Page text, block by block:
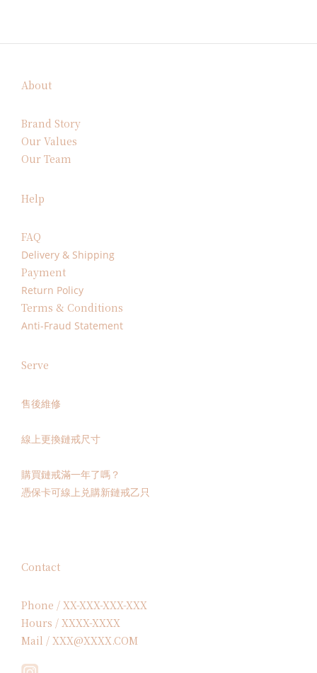
About
Brand Story
Our Values
Our Team
Help
FAQ
Delivery & Shipping
Payment
Return Policy
Terms & Conditions
Anti-Fraud Statement
Serve
售後維修
線上更換鏈戒尺寸
購買鏈戒滿一年了嗎？
憑保卡可線上兑購新鏈戒乙只
Contact
Phone / XX-XXX-XXX-XXX
Hours / XXXX-XXXX
Mail / XXX@XXXX.COM